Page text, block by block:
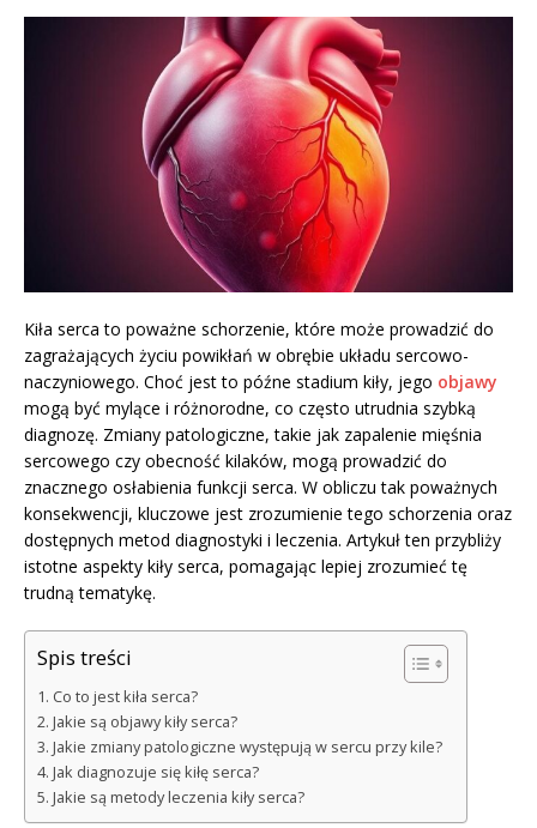
Kiła serca to poważne schorzenie, które może prowadzić do
zagrażających życiu powikłań w obrębie układu sercowo-
naczyniowego. Choć jest to późne stadium kiły, jego objawy
mogą być mylące i różnorodne, co często utrudnia szybką
diagnozę. Zmiany patologiczne, takie jak zapalenie mięśnia
sercowego czy obecność kilaków, mogą prowadzić do
znacznego osłabienia funkcji serca. W obliczu tak poważnych
konsekwencji, kluczowe jest zrozumienie tego schorzenia oraz
dostępnych metod diagnostyki i leczenia. Artykuł ten przybliży
istotne aspekty kiły serca, pomagając lepiej zrozumieć tę
trudną tematykę.
Spis treści
Co to jest kiła serca?
Jakie są objawy kiły serca?
Jakie zmiany patologiczne występują w sercu przy kile?
Jak diagnozuje się kiłę serca?
Jakie są metody leczenia kiły serca?